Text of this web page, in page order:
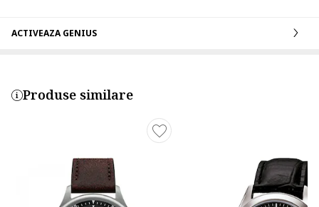
ACTIVEAZA GENIUS
Produse similare